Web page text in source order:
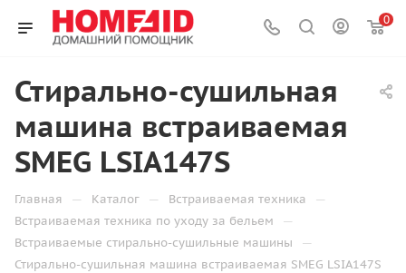
0
Стирально-сушильная
машина встраиваемая
SMEG LSIA147S
Главная — Каталог — Встраиваемая техника —
Встраиваемая техника по уходу за бельем —
Встраиваемые стирально-сушильные машины —
Стирально-сушильная машина встраиваемая SMEG LSIA147S